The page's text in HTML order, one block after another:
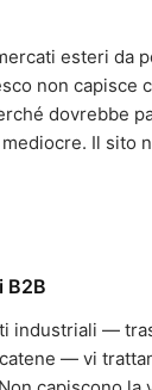
esteri da
non capisce
dovrebbe
Il sito
B2B
industriali —
— vi